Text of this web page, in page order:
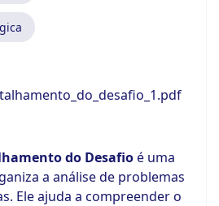
do Desafioé uma
a análise de problemas
Ele ajuda a compreender o